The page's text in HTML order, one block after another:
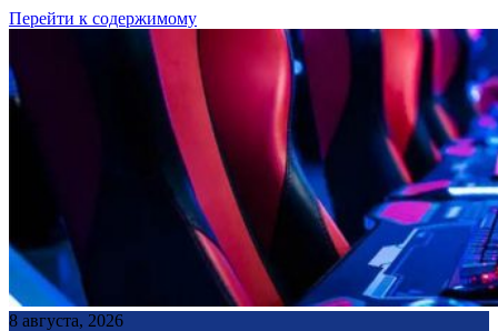
Перейти к содержимому
8 августа, 2026